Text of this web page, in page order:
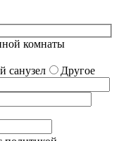
комнаты
санузел
Другое